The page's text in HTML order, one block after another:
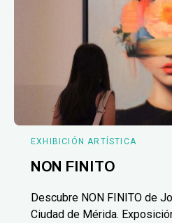
EXHIBICIÓN ARTÍSTICA
NON FINITO
Descubre NON FINITO de
Ciudad de Mérida.